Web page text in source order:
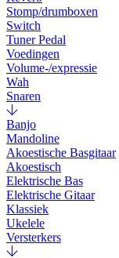
Stomp/drumboxen
Switch
Tuner Pedal
Voedingen
Volume-/expressie
Wah
Snaren
Banjo
Mandoline
Akoestische Basgitaar
Akoestisch
Elektrische Bas
Elektrische Gitaar
Klassiek
Ukelele
Versterkers